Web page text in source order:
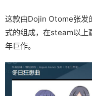
这款由Dojin Otome张发
式的组成，在steam以上
年巨作。